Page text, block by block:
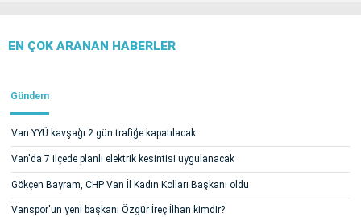
EN ÇOK ARANAN HABERLER
Gündem
Van YYÜ kavşağı 2 gün trafiğe kapatılacak
Van'da 7 ilçede planlı elektrik kesintisi uygulanacak
Gökçen Bayram, CHP Van İl Kadın Kolları Başkanı oldu
Vanspor'un yeni başkanı Özgür İreç İlhan kimdir?